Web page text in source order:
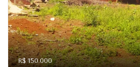
R$ 150.000